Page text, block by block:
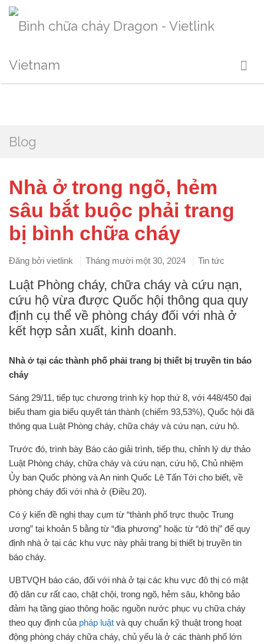
Blog
Nhà ở trong ngõ, hẻm
sâu bắt buộc phải trang
bị bình chữa cháy
Đăng bởi vietlink Tháng mười một 30, 2024 Tin tức
Luật Phòng cháy, chữa cháy và cứu nạn,
cứu hộ vừa được Quốc hội thông qua quy
định cụ thể về phòng cháy đối với nhà ở
kết hợp sản xuất, kinh doanh.
Nhà ở tại các thành phố phải trang bị thiết bị truyền tin báo
cháy
Sáng 29/11, tiếp tục chương trình kỳ họp thứ 8, với 448/450 đại
biểu tham gia biểu quyết tán thành (chiếm 93,53%), Quốc hội đã
thông qua Luật Phòng cháy, chữa cháy và cứu nạn, cứu hộ.
Trước đó, trình bày Báo cáo giải trình, tiếp thu, chỉnh lý dự thảo
Luật Phòng cháy, chữa cháy và cứu nạn, cứu hộ, Chủ nhiệm
Ủy ban Quốc phòng và An ninh Quốc Lê Tấn Tới cho biết, về
phòng cháy đối với nhà ở (Điều 20).
Có ý kiến đề nghị thay cụm từ “thành phố trực thuộc Trung
ương” tại khoản 5 bằng từ “địa phương” hoặc từ “đô thị” để quy
định nhà ở tại các khu vực này phải trang bị thiết bị truyền tin
báo cháy.
UBTVQH báo cáo, đối với nhà ở tại các khu vực đô thị có mật
độ dân cư rất cao, chật chội, trong ngõ, hẻm sâu, không bảo
đảm hạ tầng giao thông hoặc nguồn nước phục vụ chữa cháy
theo quy định của pháp luật và quy chuẩn kỹ thuật trong hoạt
động phòng cháy chữa cháy, chủ yếu là ở các thành phố lớn